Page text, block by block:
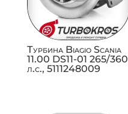
Турбина Biagio Scania
11.00 DS11-01 265/360
л.с., 5111248009